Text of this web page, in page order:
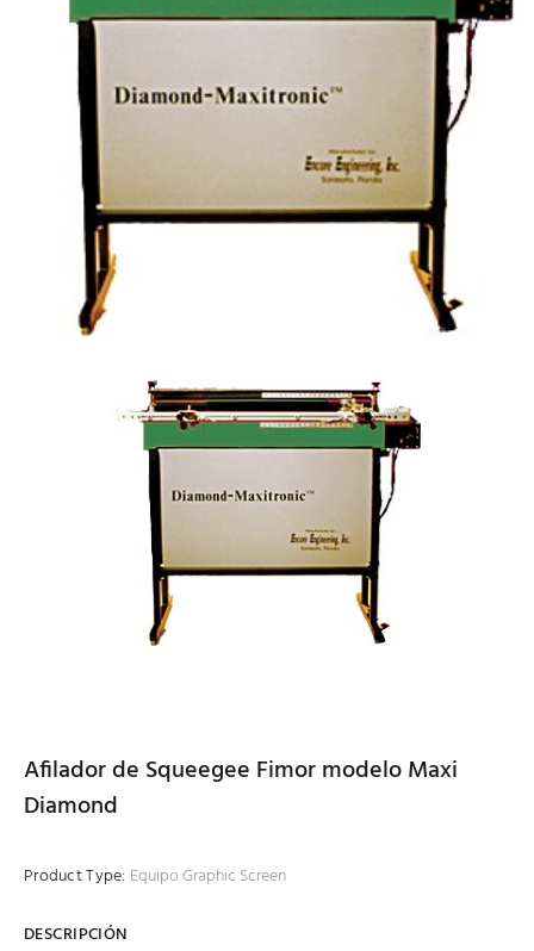
Afilador de Squeegee Fimor modelo Maxi
Diamond
Product Type: Equipo Graphic Screen
DESCRIPCIÓN